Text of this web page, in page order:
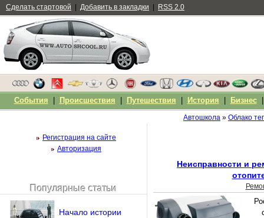
Автошкола » Облако
Неисправности и
Регистрация на сайте
Авторизация
Напомнить пароль?
Популярные статьи
Начало истории
Сделать стартовой Добавить в закладки RSS 2.0
События Происшествия Путешествия История Бизнес